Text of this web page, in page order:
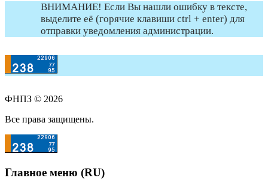
ВНИМАНИЕ! Если Вы нашли ошибку в тексте,
выделите её (горячие клавиши ctrl + enter) для
отправки уведомления администрации.
ФНПЗ © 2026
Все права защищены.
Главное меню (RU)